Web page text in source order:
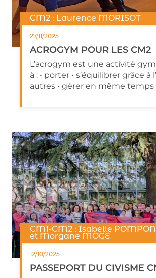
CM2 : Laurence MORISOT
ACROGYM POUR LES CM2
L’acrogym est une activité
à : • porter • s’équilibrer grâce à
autres • gérer en même temps
27/11/2025
CM1-CM2 : Isabelle
et Morgane MOGE
PASSEPORT DU CIVISME
12/10/2025